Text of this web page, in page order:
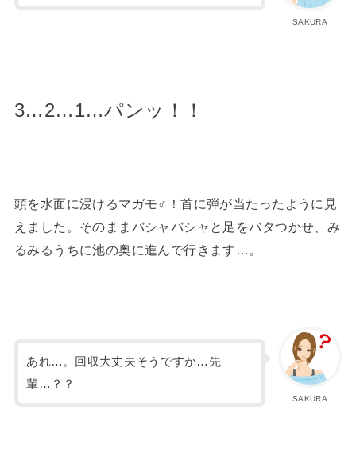
SAKURA
3…2…1…パンッ！！
頭を水面に浸けるマガモ♂！首に弾が当たったように見
えました。そのままバシャバシャと足をバタつかせ、み
るみるうちに池の奥に進んで行きます…。
SAKURA
あれ…。回収大丈夫そうですか…先
輩…？？